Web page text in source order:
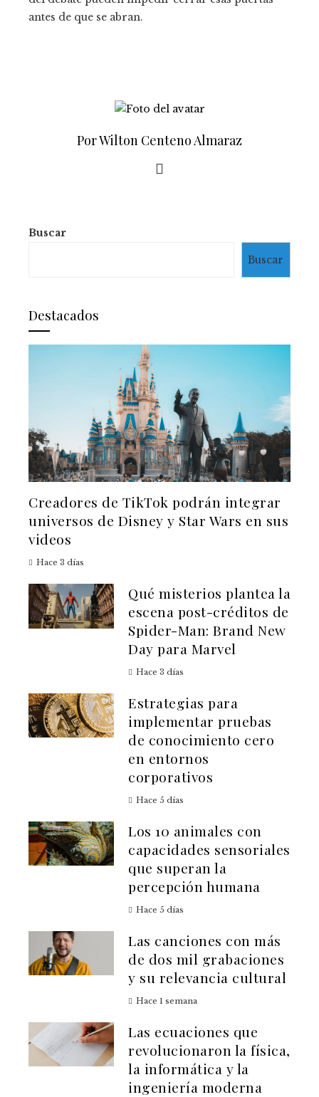
antes de que se abran.
Por Wilton Centeno Almaraz
Buscar
Buscar
Destacados
Creadores de TikTok podrán integrar
universos de Disney y Star Wars en sus
videos
Hace 3 días
Qué misterios plantea la
escena post-créditos de
Spider-Man: Brand New
Day para Marvel
Hace 3 días
Estrategias para
implementar pruebas
de conocimiento cero
en entornos
corporativos
Hace 5 días
Los 10 animales con
capacidades sensoriales
que superan la
percepción humana
Hace 5 días
Las canciones con más
de dos mil grabaciones
y su relevancia cultural
Hace 1 semana
Las ecuaciones que
revolucionaron la física,
la informática y la
ingeniería moderna